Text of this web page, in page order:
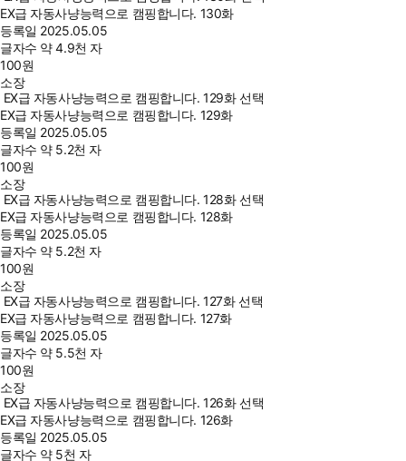
EX급 자동사냥능력으로 캠핑합니다. 130화
등록일 2025.05.05
글자수 약 4.9천 자
100원
소장
EX급 자동사냥능력으로 캠핑합니다. 129화 선택
EX급 자동사냥능력으로 캠핑합니다. 129화
등록일 2025.05.05
글자수 약 5.2천 자
100원
소장
EX급 자동사냥능력으로 캠핑합니다. 128화 선택
EX급 자동사냥능력으로 캠핑합니다. 128화
등록일 2025.05.05
글자수 약 5.2천 자
100원
소장
EX급 자동사냥능력으로 캠핑합니다. 127화 선택
EX급 자동사냥능력으로 캠핑합니다. 127화
등록일 2025.05.05
글자수 약 5.5천 자
100원
소장
EX급 자동사냥능력으로 캠핑합니다. 126화 선택
EX급 자동사냥능력으로 캠핑합니다. 126화
등록일 2025.05.05
글자수 약 5천 자